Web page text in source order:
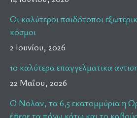
Οι καλύτεροι παιδότοποι
κόσμοι
2 Ιουνίου, 2026
10 καλύτερα επαγγελματικα
22 Μαΐου, 2026
Ο Νολαν, τα 6,5 εκατομμύρια η
έφερε τα πάνω κάτω και το